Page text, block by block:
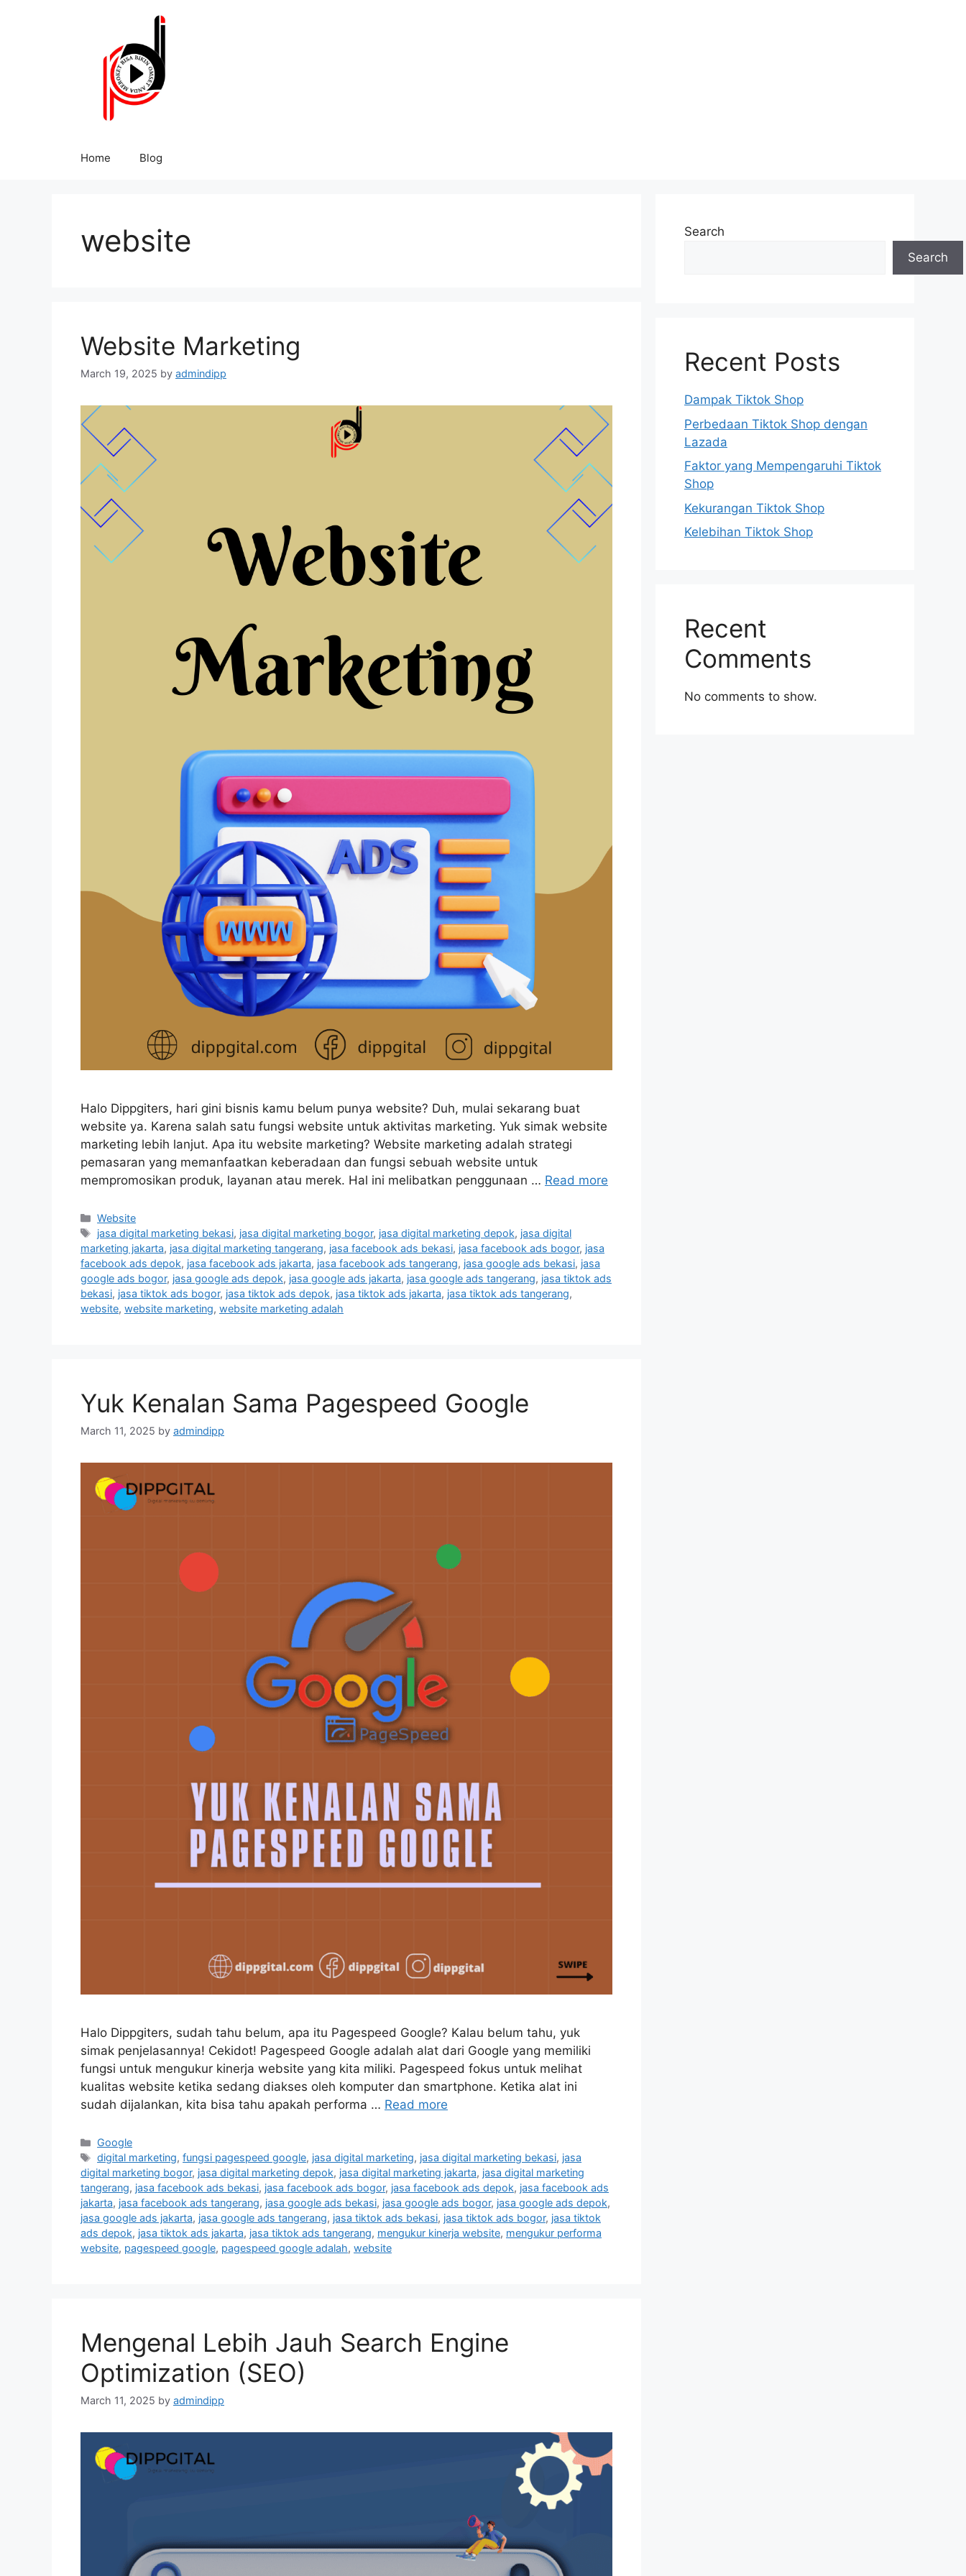
Home Blog
website
Website Marketing
March 19, 2025 by admindipp
Halo Dippgiters, hari gini bisnis kamu belum punya website? Duh, mulai sekarang buat
website ya. Karena salah satu fungsi website untuk aktivitas marketing. Yuk simak website
marketing lebih lanjut. Apa itu website marketing? Website marketing adalah strategi
pemasaran yang memanfaatkan keberadaan dan fungsi sebuah website untuk
mempromosikan produk, layanan atau merek. Hal ini melibatkan penggunaan … Read more
Website
jasa digital marketing bekasi, jasa digital marketing bogor, jasa digital marketing depok, jasa digital
marketing jakarta, jasa digital marketing tangerang, jasa facebook ads bekasi, jasa facebook ads bogor, jasa
facebook ads depok, jasa facebook ads jakarta, jasa facebook ads tangerang, jasa google ads bekasi, jasa
google ads bogor, jasa google ads depok, jasa google ads jakarta, jasa google ads tangerang, jasa tiktok ads
bekasi, jasa tiktok ads bogor, jasa tiktok ads depok, jasa tiktok ads jakarta, jasa tiktok ads tangerang,
website, website marketing, website marketing adalah
Yuk Kenalan Sama Pagespeed Google
March 11, 2025 by admindipp
Halo Dippgiters, sudah tahu belum, apa itu Pagespeed Google? Kalau belum tahu, yuk
simak penjelasannya! Cekidot! Pagespeed Google adalah alat dari Google yang memiliki
fungsi untuk mengukur kinerja website yang kita miliki. Pagespeed fokus untuk melihat
kualitas website ketika sedang diakses oleh komputer dan smartphone. Ketika alat ini
sudah dijalankan, kita bisa tahu apakah performa … Read more
Google
digital marketing,fungsi pagespeed google, jasa digital marketing, jasa digital marketing bekasi, jasa
digital marketing bogor, jasa digital marketing depok, jasa digital marketing jakarta, jasa digital marketing
tangerang, jasa facebook ads bekasi, jasa facebook ads bogor, jasa facebook ads depok, jasa facebook ads
jakarta, jasa facebook ads tangerang, jasa google ads bekasi, jasa google ads bogor, jasa google ads depok,
jasa google ads jakarta, jasa google ads tangerang, jasa tiktok ads bekasi, jasa tiktok ads bogor, jasa tiktok
ads depok, jasa tiktok ads jakarta, jasa tiktok ads tangerang, mengukur kinerja website, mengukur performa
website, pagespeed google, pagespeed google adalah, website
Mengenal Lebih Jauh Search Engine
Optimization (SEO)
March 11, 2025 by admindipp
Search
Search
Recent Posts
Dampak Tiktok Shop
Perbedaan Tiktok Shop dengan
Lazada
Faktor yang Mempengaruhi Tiktok
Shop
Kekurangan Tiktok Shop
Kelebihan Tiktok Shop
Recent
Comments
No comments to show.